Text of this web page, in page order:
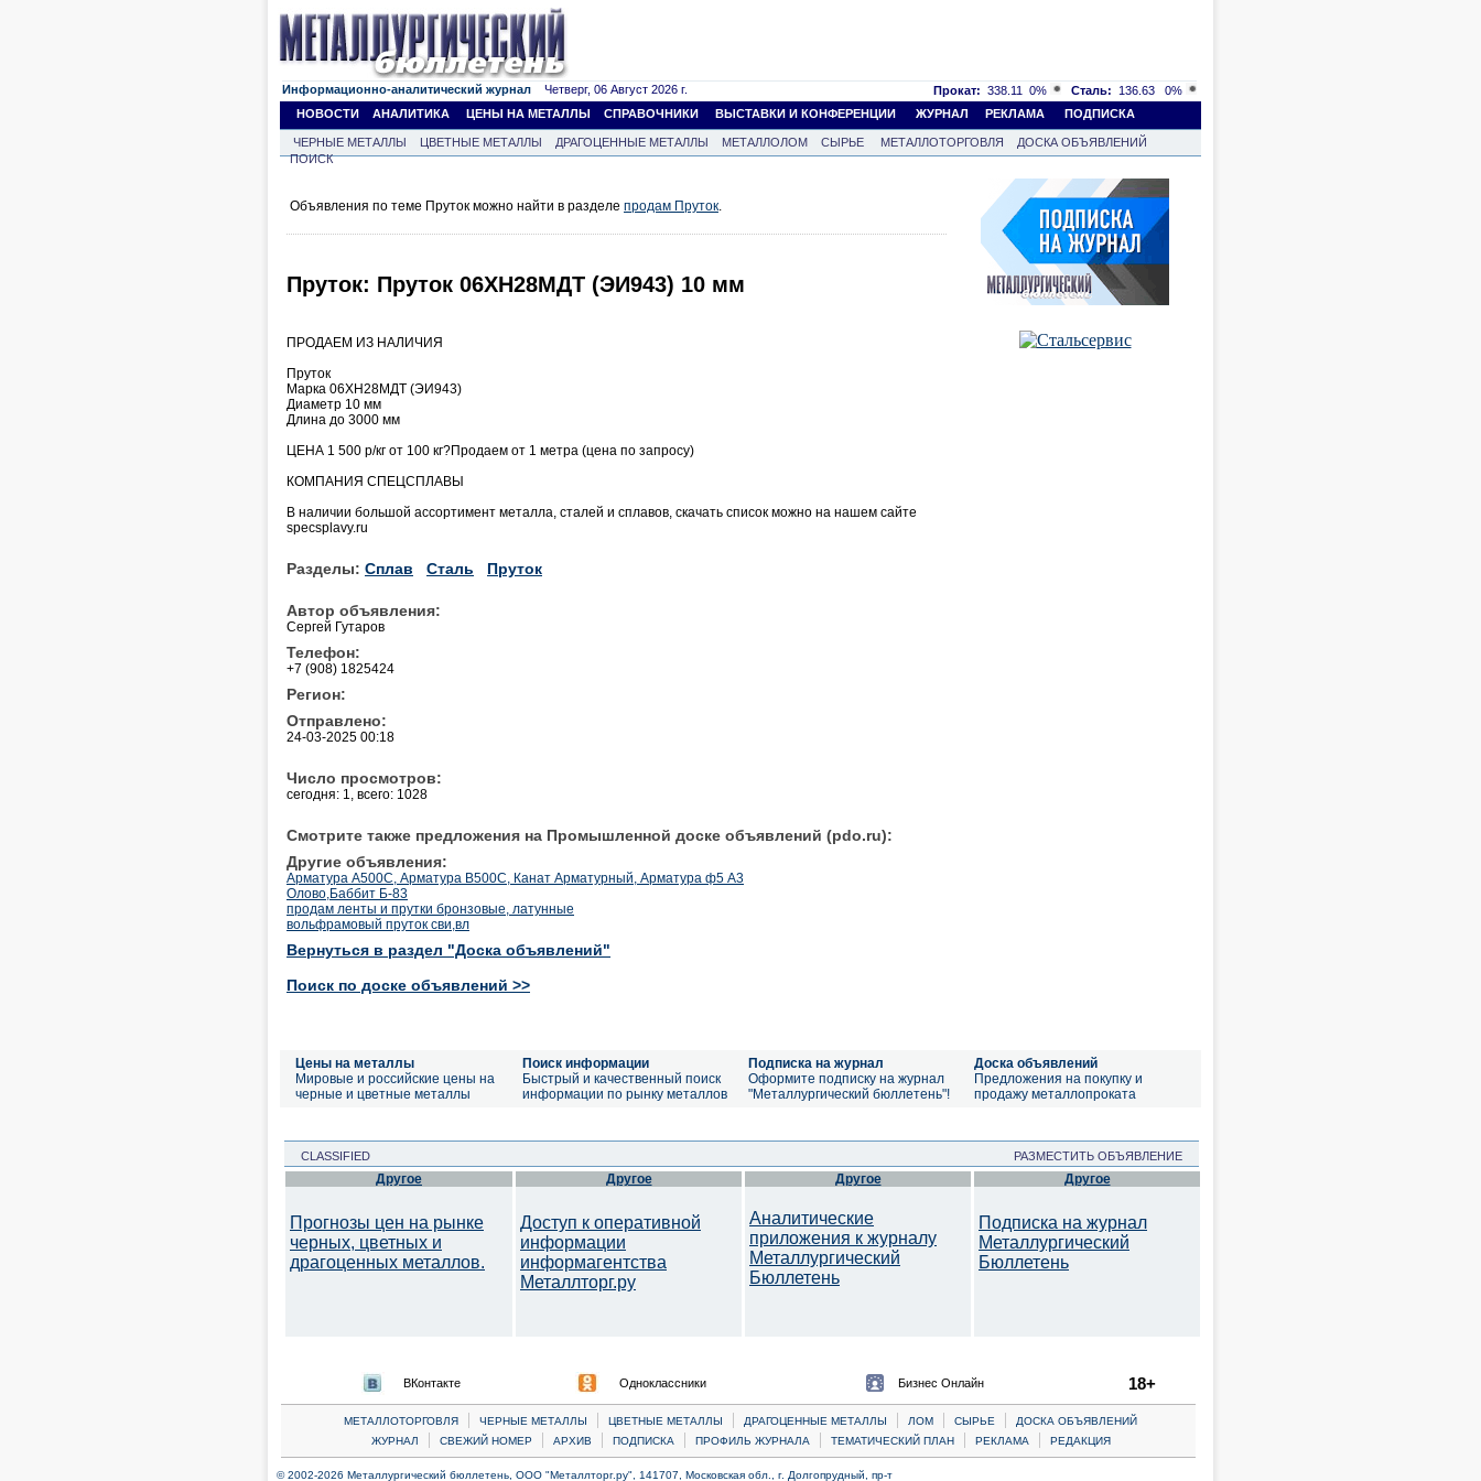
Информационно-аналитический журнал Четверг, 06 Август 2026 г. Прокат: 338.11 0% Сталь: 136.63
0%
НОВОСТИ
АНАЛИТИКА ЦЕНЫ НА МЕТАЛЛЫ СПРАВОЧНИКИ ВЫСТАВКИ И КОНФЕРЕНЦИИ ЖУРНАЛ РЕКЛАМА ПОДПИСКА
ЧЕРНЫЕ МЕТАЛЛЫ ЦВЕТНЫЕ МЕТАЛЛЫ ДРАГОЦЕННЫЕ МЕТАЛЛЫ МЕТАЛЛОЛОМ СЫРЬЕ МЕТАЛЛОТОРГОВЛЯ
ДОСКА ОБЪЯВЛЕНИЙ
ПОИСК
Объявления по теме Пруток можно найти в разделе продам Пруток.
Пруток: Пруток 06ХН28МДТ (ЭИ943) 10 мм
ПРОДАЕМ ИЗ НАЛИЧИЯ
Пруток
Марка 06ХН28МДТ (ЭИ943)
Диаметр 10 мм
Длина до 3000 мм
ЦЕНА 1 500 р/кг от 100 кг?Продаем от 1 метра (цена по запросу)
КОМПАНИЯ СПЕЦСПЛАВЫ
В наличии большой ассортимент металла, сталей и сплавов, скачать список можно на нашем сайте
specsplavy.ru
Разделы: Сплав Сталь Пруток
Автор объявления:
Сергей Гутаров
Телефон:
+7 (908) 1825424
Регион:
Отправлено:
24-03-2025 00:18
Число просмотров:
сегодня: 1, всего: 1028
Смотрите также предложения на Промышленной доске объявлений (pdo.ru):
Другие объявления:
Арматура А500С, Арматура В500С, Канат Арматурный, Арматура ф5 А3
Олово,Баббит Б-83
продам ленты и прутки бронзовые, латунные
вольфрамовый пруток сви,вл
Вернуться в раздел "Доска объявлений"
Поиск по доске объявлений >>
Цены на металлы
Мировые и российские цены на
черные и цветные металлы
Поиск информации
Быстрый и качественный поиск
информации по рынку металлов
Подписка на журнал
Оформите подписку на журнал
"Металлургический бюллетень"!
Доска объявлений
Предложения на покупку и
продажу металлопроката
CLASSIFIED РАЗМЕСТИТЬ ОБЪЯВЛЕНИЕ
Другое
Прогнозы цен на рынке
черных, цветных и
драгоценных металлов.
Другое
Доступ к оперативной
информации
информагентства
Металлторг.ру
Другое
Аналитические
приложения к журналу
Металлургический
Бюллетень
Другое
Подписка на журнал
Металлургический
Бюллетень
ВКонтакте Одноклассники Бизнес Онлайн 18+
МЕТАЛЛОТОРГОВЛЯ | ЧЕРНЫЕ МЕТАЛЛЫ | ЦВЕТНЫЕ МЕТАЛЛЫ | ДРАГОЦЕННЫЕ МЕТАЛЛЫ | ЛОМ | CЫРЬЕ |
ДОСКА ОБЪЯВЛЕНИЙ
ЖУРНАЛ
| СВЕЖИЙ НОМЕР | АРХИВ | ПОДПИСКА | ПРОФИЛЬ ЖУРНАЛА | ТЕМАТИЧЕСКИЙ ПЛАН | РЕКЛАМА | РЕДАКЦИЯ
© 2002-2026 Металлургический бюллетень, ООО "Металлторг.ру", 141707, Московская обл., г. Долгопрудный, пр-т